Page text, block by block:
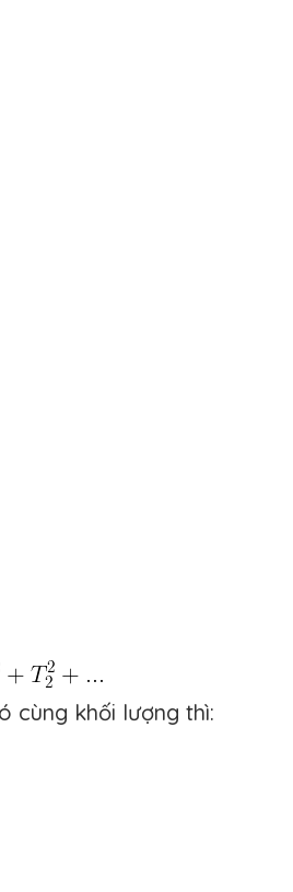
cùng khối lượng thì: